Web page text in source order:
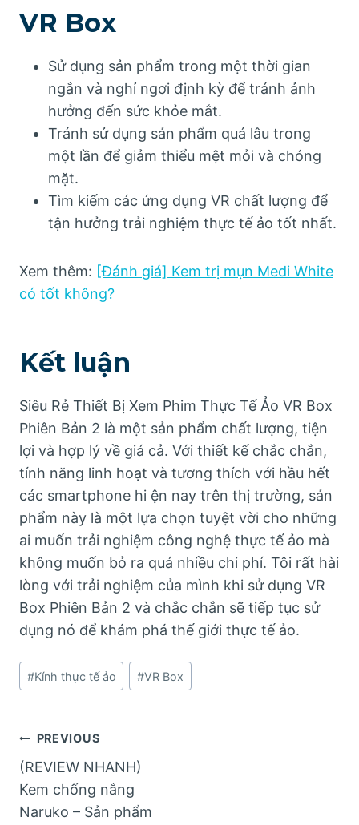
VR Box
Sử dụng sản phẩm trong một thời gian
ngắn và nghỉ ngơi định kỳ để tránh ảnh
hưởng đến sức khỏe mắt.
Tránh sử dụng sản phẩm quá lâu trong
một lần để giảm thiểu mệt mỏi và chóng
mặt.
Tìm kiếm các ứng dụng VR chất lượng để
tận hưởng trải nghiệm thực tế ảo tốt nhất.
Xem thêm: [Đánh giá] Kem trị mụn Medi White
có tốt không?
Kết luận
Siêu Rẻ Thiết Bị Xem Phim Thực Tế Ảo VR Box
Phiên Bản 2 là một sản phẩm chất lượng, tiện
lợi và hợp lý về giá cả. Với thiết kế chắc chắn,
tính năng linh hoạt và tương thích với hầu hết
các smartphone hi ện nay trên thị trường, sản
phẩm này là một lựa chọn tuyệt vời cho những
ai muốn trải nghiệm công nghệ thực tế ảo mà
không muốn bỏ ra quá nhiều chi phí. Tôi rất hài
lòng với trải nghiệm của mình khi sử dụng VR
Box Phiên Bản 2 và chắc chắn sẽ tiếp tục sử
dụng nó để khám phá thế giới thực tế ảo.
Post
Tags:
#Kính thực tế ảo #VR Box
Post
navigation
PREVIOUS
(REVIEW NHANH)
Kem chống nắng
Naruko – Sản phẩm